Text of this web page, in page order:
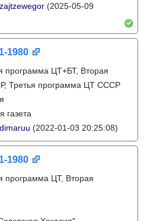
zajtzewegor (2025-05-09
1980
программа ЦТ+БТ, Вторая
Третья программа ЦТ ССCР
газета
dimaruu (2022-01-03 20:25:08)
1980
программа ЦТ, Вторая